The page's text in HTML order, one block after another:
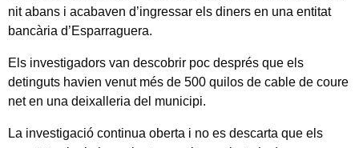
nit abans i acabaven d’ingressar els diners en una entitat
bancària d’Esparraguera.
Els investigadors van descobrir poc després que els
detinguts havien venut més de 500 quilos de cable de coure
net en una deixalleria del municipi.
La investigació continua oberta i no es descarta que els